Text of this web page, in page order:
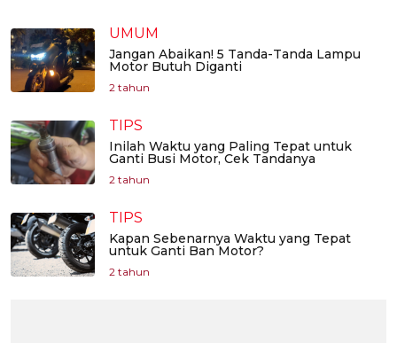
UMUM
Jangan Abaikan! 5 Tanda-Tanda Lampu
Motor Butuh Diganti
2 tahun
TIPS
Inilah Waktu yang Paling Tepat untuk
Ganti Busi Motor, Cek Tandanya
2 tahun
TIPS
Kapan Sebenarnya Waktu yang Tepat
untuk Ganti Ban Motor?
2 tahun